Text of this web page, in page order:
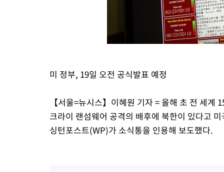
미 정부, 19일 오전 공식발표 예정
【서울=뉴시스】이혜원 기자 = 올해 초 전 세
크라이 랜섬웨어 공격의 배후에 북한이 있다고
싱턴포스트(WP)가 소식통을 인용해 보도했다.